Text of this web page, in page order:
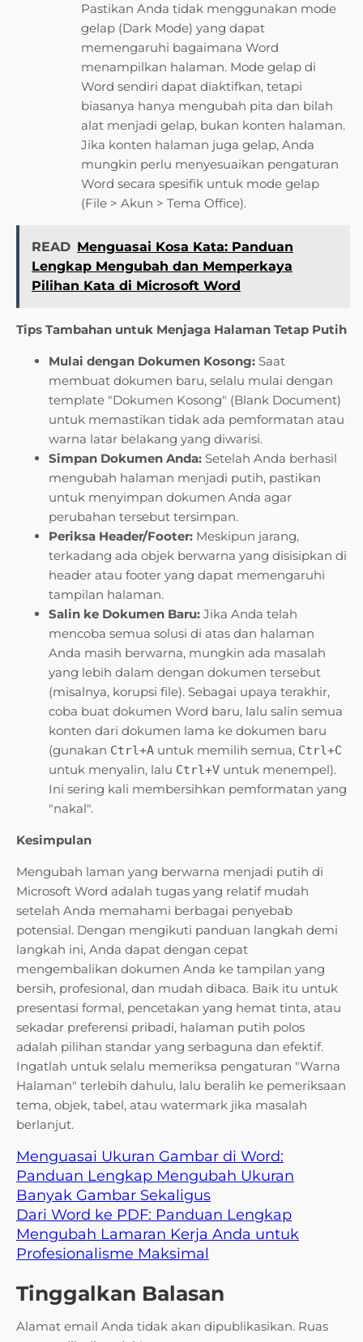
Pastikan Anda tidak menggunakan mode
gelap (Dark Mode) yang dapat
memengaruhi bagaimana Word
menampilkan halaman. Mode gelap di
Word sendiri dapat diaktifkan, tetapi
biasanya hanya mengubah pita dan bilah
alat menjadi gelap, bukan konten halaman.
Jika konten halaman juga gelap, Anda
mungkin perlu menyesuaikan pengaturan
Word secara spesifik untuk mode gelap
(File > Akun > Tema Office).
READ Menguasai Kosa Kata: Panduan
Lengkap Mengubah dan Memperkaya
Pilihan Kata di Microsoft Word
Tips Tambahan untuk Menjaga Halaman Tetap Putih
Mulai dengan Dokumen Kosong: Saat
membuat dokumen baru, selalu mulai dengan
template "Dokumen Kosong" (Blank Document)
untuk memastikan tidak ada pemformatan atau
warna latar belakang yang diwarisi.
Simpan Dokumen Anda: Setelah Anda berhasil
mengubah halaman menjadi putih, pastikan
untuk menyimpan dokumen Anda agar
perubahan tersebut tersimpan.
Periksa Header/Footer: Meskipun jarang,
terkadang ada objek berwarna yang disisipkan di
header atau footer yang dapat memengaruhi
tampilan halaman.
Salin ke Dokumen Baru: Jika Anda telah
mencoba semua solusi di atas dan halaman
Anda masih berwarna, mungkin ada masalah
yang lebih dalam dengan dokumen tersebut
(misalnya, korupsi file). Sebagai upaya terakhir,
coba buat dokumen Word baru, lalu salin semua
konten dari dokumen lama ke dokumen baru
(gunakan Ctrl+A untuk memilih semua, Ctrl+C
untuk menyalin, lalu Ctrl+V untuk menempel).
Ini sering kali membersihkan pemformatan yang
"nakal".
Kesimpulan
Mengubah laman yang berwarna menjadi putih di
Microsoft Word adalah tugas yang relatif mudah
setelah Anda memahami berbagai penyebab
potensial. Dengan mengikuti panduan langkah demi
langkah ini, Anda dapat dengan cepat
mengembalikan dokumen Anda ke tampilan yang
bersih, profesional, dan mudah dibaca. Baik itu untuk
presentasi formal, pencetakan yang hemat tinta, atau
sekadar preferensi pribadi, halaman putih polos
adalah pilihan standar yang serbaguna dan efektif.
Ingatlah untuk selalu memeriksa pengaturan "Warna
Halaman" terlebih dahulu, lalu beralih ke pemeriksaan
tema, objek, tabel, atau watermark jika masalah
berlanjut.
Menguasai Ukuran Gambar di Word:
Panduan Lengkap Mengubah Ukuran
Banyak Gambar Sekaligus
Dari Word ke PDF: Panduan Lengkap
Mengubah Lamaran Kerja Anda untuk
Profesionalisme Maksimal
Tinggalkan Balasan
Alamat email Anda tidak akan dipublikasikan. Ruas